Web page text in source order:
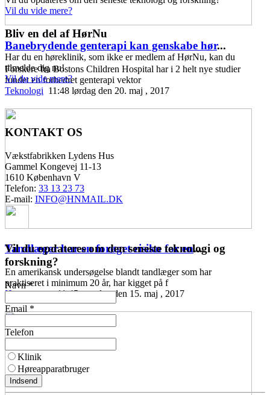
Banebrydende genterapi kan genskabe hør...
Forskere fra Bostons Children Hospital har i 2 helt nye studier
fundet en forbedret genterapi vektor
Teknologi 11:48 lørdag den 20. maj , 2017
Tandlæger har en forøget risiko for en...
En amerikansk undersøgelse blandt tandlæger som har
praktiseret i minimum 20 år, har kigget på f
Høreomsorg 11:45 mandag den 15. maj , 2017
Vil du vide mere?
Bliv en del af HørNu
Har du en høreklinik, som ikke er medlem af HørNu, kan du
tilmelde dig nu!
Vil du vide mere?
KONTAKT OS
Vækstfabrikken Lydens Hus
Gammel Kongevej 11-13
1610 København V
Telefon: 33 13 23 73
E-mail: INFO@HNMAIL.DK
Vil du opdateres om den seneste teknologi og
forskning?
Navn *
Email *
Telefon
Klinik
Høreapparatbruger
Indsend